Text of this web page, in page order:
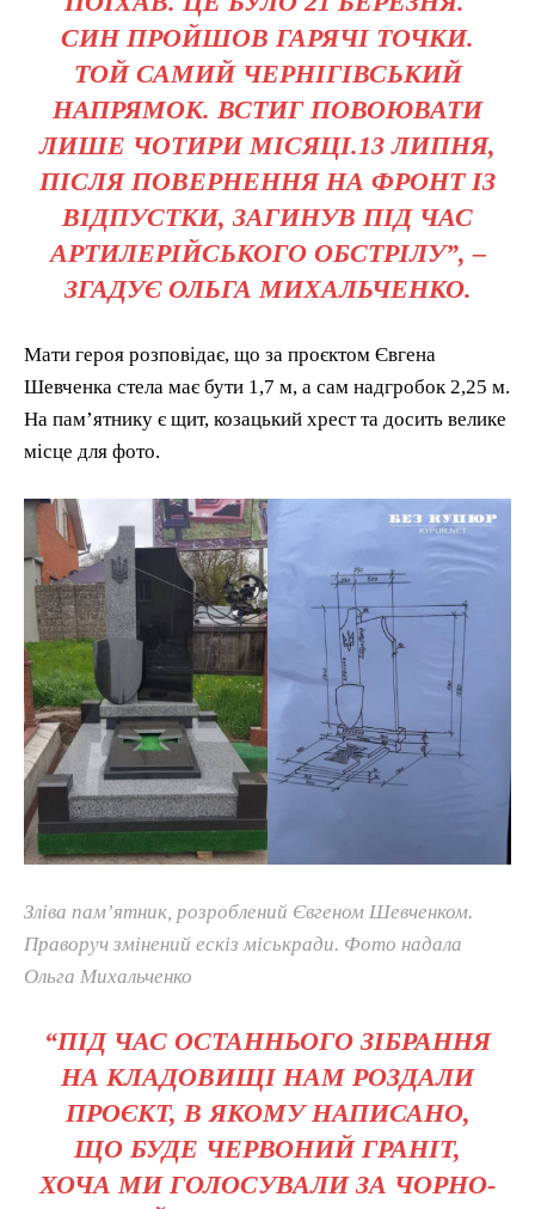
СИН ПРОЙШОВ ГАРЯЧІ ТОЧКИ.
ТОЙ САМИЙ ЧЕРНІГІВСЬКИЙ
НАПРЯМОК. ВСТИГ ПОВОЮВАТИ
ЛИШЕ ЧОТИРИ МІСЯЦІ.13 ЛИПНЯ,
ПІСЛЯ ПОВЕРНЕННЯ НА ФРОНТ ІЗ
ВІДПУСТКИ, ЗАГИНУВ ПІД ЧАС
АРТИЛЕРІЙСЬКОГО ОБСТРІЛУ”, –
ЗГАДУЄ ОЛЬГА МИХАЛЬЧЕНКО.
Мати героя розповідає, що за проєктом Євгена
Шевченка стела має бути 1,7 м, а сам надгробок 2,25 м.
На пам’ятнику є щит, козацький хрест та досить велике
місце для фото.
Зліва пам’ятник, розроблений Євгеном Шевченком.
Праворуч змінений ескіз міськради. Фото надала
Ольга Михальченко
“ПІД ЧАС ОСТАННЬОГО ЗІБРАННЯ
НА КЛАДОВИЩІ НАМ РОЗДАЛИ
ПРОЄКТ, В ЯКОМУ НАПИСАНО,
ЩО БУДЕ ЧЕРВОНИЙ ГРАНІТ,
ХОЧА МИ ГОЛОСУВАЛИ ЗА ЧОРНО-